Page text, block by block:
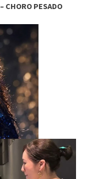
– CHORO PESADO